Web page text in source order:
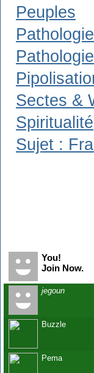
Peuples
Sectes &
Spiritualité
Sujet :
You!
Join Now.
jegoun
Buzzle
Pema